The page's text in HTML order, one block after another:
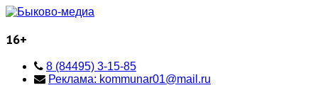
16+
8 (84495) 3-15-85
Реклама: kommunar01@mail.ru